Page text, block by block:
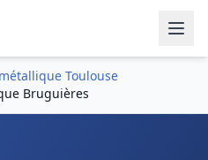
Toulouse
Bruguières